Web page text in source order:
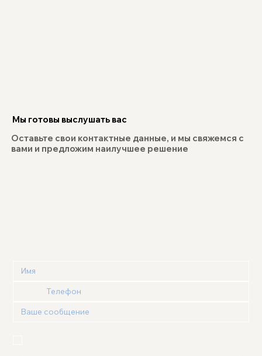
Мы готовы выслушать вас
Оставьте свои контактные данные, и мы свяжемся с
вами и предложим наилучшее решение